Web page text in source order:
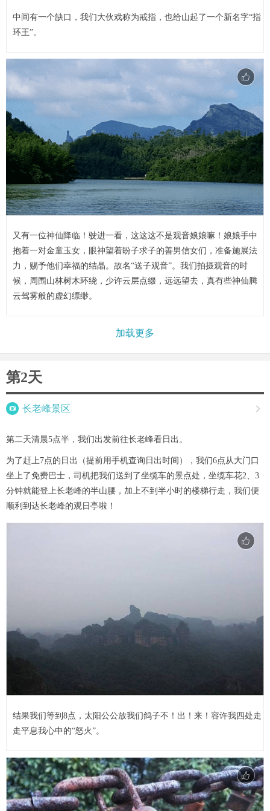
中间有一个缺口，我们大伙戏称为戒指，也给山起了一个新名字“指
环王”。
又有一位神仙降临！驶进一看，这这这不是观音娘娘嘛！娘娘手中
抱着一对金童玉女，眼神望着盼子求子的善男信女们，准备施展法
力，赐予他们幸福的结晶。故名“送子观音”。我们拍摄观音的时
候，周围山林树木环绕，少许云层点缀，远远望去，真有些神仙腾
云驾雾般的虚幻缥缈。
加载更多
第2天
 长老峰景区 
第二天清晨5点半，我们出发前往长老峰看日出。
为了赶上7点的日出（提前用手机查询日出时间），我们6点从大门口
坐上了免费巴士，司机把我们送到了坐缆车的景点处，坐缆车花2、3
分钟就能登上长老峰的半山腰，加上不到半小时的楼梯行走，我们便
顺利到达长老峰的观日亭啦！
结果我们等到8点，太阳公公放我们鸽子不！出！来！容许我四处走
走平息我心中的“怒火”。